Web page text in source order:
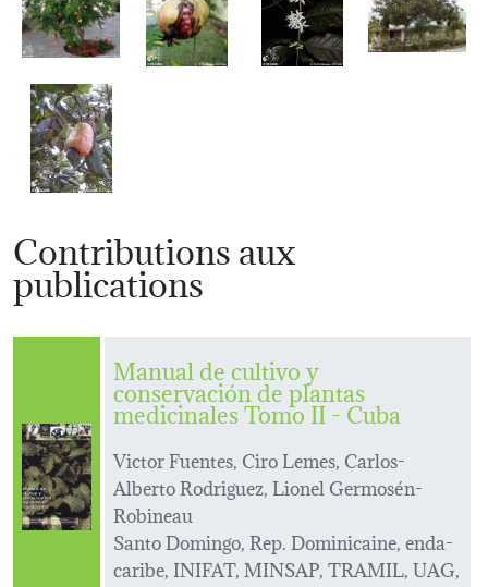
Contributions aux
publications
Manual de cultivo y
conservación de plantas
medicinales Tomo II - Cuba
Victor Fuentes, Ciro Lemes, Carlos-
Alberto Rodriguez, Lionel Germosén-
Robineau
Santo Domingo, Rep. Dominicaine, enda-
caribe, INIFAT, MINSAP, TRAMIL, UAG,